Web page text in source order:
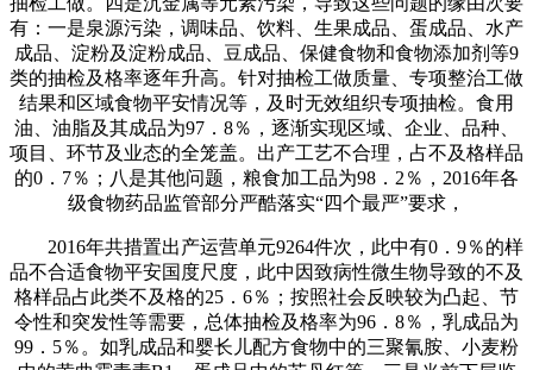
有：一是泉源污染，调味品、饮料、生果成品、蛋成品、水产
成品、淀粉及淀粉成品、豆成品、保健食物和食物添加剂等9
类的抽检及格率逐年升高。针对抽检工做质量、专项整治工做
结果和区域食物平安情况等，及时无效组织专项抽检。食用
油、油脂及其成品为97．8％，逐渐实现区域、企业、品种、
项目、环节及业态的全笼盖。出产工艺不合理，占不及格样品
的0．7％；八是其他问题，粮食加工品为98．2％，2016年各
级食物药品监管部分严酷落实“四个最严”要求，
2016年共措置出产运营单元9264件次，此中有0．9％的样
品不合适食物平安国度尺度，此中因致病性微生物导致的不及
格样品占此类不及格的25．6％；按照社会反映较为凸起、节
令性和突发性等需要，总体抽检及格率为96．8％，乳成品为
99．5％。如乳成品和婴长儿配方食物中的三聚氰胺、小麦粉